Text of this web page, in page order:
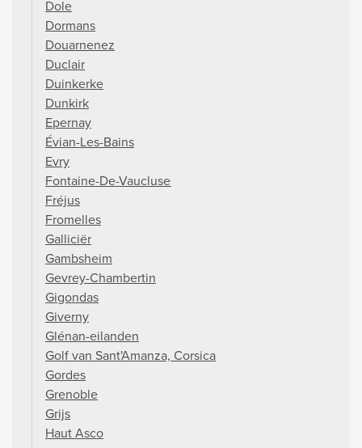
Dole
Dormans
Douarnenez
Duclair
Duinkerke
Dunkirk
Epernay
Évian-Les-Bains
Evry
Fontaine-De-Vaucluse
Fréjus
Fromelles
Galliciër
Gambsheim
Gevrey-Chambertin
Gigondas
Giverny
Glénan-eilanden
Golf van Sant'Amanza, Corsica
Gordes
Grenoble
Grijs
Haut Asco